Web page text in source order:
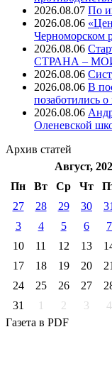
2026.08.07 ⁠По
2026.08.06
Черноморском
2026.08.06
СТРАНА –
2026.08.06
2026.08.06 В
позаботились
2026.08.06
Оленевской
Архив статей
Август,
Пн
Вт Ср Чт
27
28 29 30 31
3
4 5 6 7
10
11 12 13
17
18 19 20 21
24
25 26 27
31
1 2 3 4
Газета в PDF